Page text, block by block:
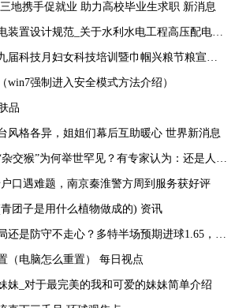
地携手促就业 助力高校毕业生求职 新消息
规范_关于水利水电工程高压配电装置设计规范简述-今头条
科技月妇女科技培训暨巾帼兴粮节粮宣传活动
win7强制进入安全模式方法介绍）
品
风格各异，姐姐们幕后互助暖心 世界新消息
猴”为何举世罕见？有专家认为：还是人类造的孽
口遇难题，南京秦淮警方周到服务获好评
团子是用什么植物做成的) 资讯
防守不走心？多特半场预期进球1.65，大幅领先对手
（电脑怎么重置） 每日视点
妹_对于最完美的我和可爱的妹妹简单介绍